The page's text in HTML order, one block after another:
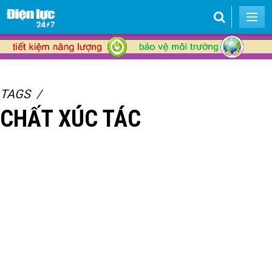
TAGS
CHẤT XÚC TÁC